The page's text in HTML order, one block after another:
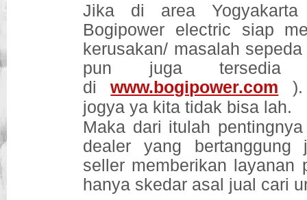
Jika di area Yogyakarta
Bogipower electric siap
kerusakan/ masalah
pun juga tersedia
diwww.bogipower.com ).
jogya ya kita tidak bisa lah.
Maka dari itulah
dealer yang bertanggung
seller memberikan layanan
hanya skedar asal jual cari